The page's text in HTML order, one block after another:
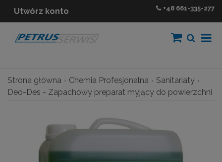
Utwórz konto +48 661-335-277
Strona główna Chemia Profesjonalna
Sanitariaty
Deo-Des - Zapachowy preparat myjący do powierzchni